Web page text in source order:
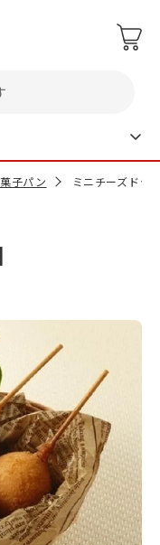
子パン ミニチーズドッ